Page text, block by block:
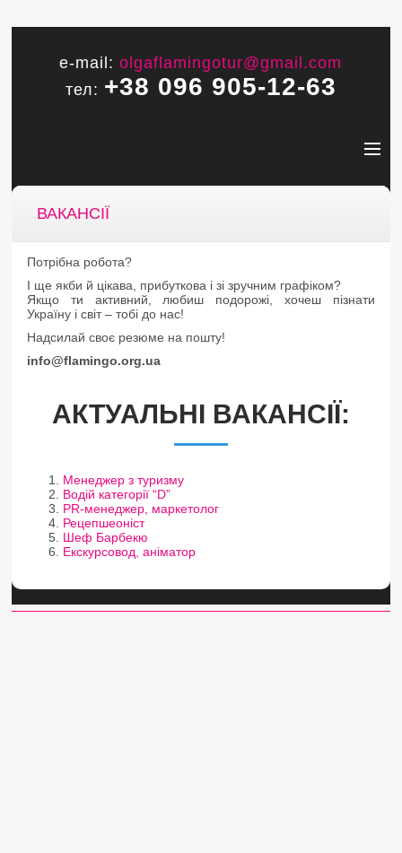
e-mail:olgaflamingotur@gmail.com
тел: +38 096 905-12-63
ВАКАНСІЇ
Потрібна робота?
І ще якби й цікава, прибуткова і зі зручним графіком?
Якщо ти активний, любиш подорожі, хочеш пізнати
Україну і світ – тобі до нас!
Надсилай своє резюме на пошту!
info@flamingo.org.ua
АКТУАЛЬНІ ВАКАНСІЇ:
Менеджер з туризму
Водій категорії “D”
PR-менеджер, маркетолог
Рецепшеоніст
Шеф Барбекю
Екскурсовод, аніматор